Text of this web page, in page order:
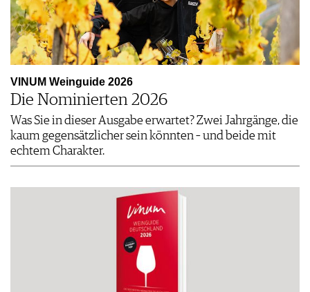
VINUM Weinguide 2026
Die Nominierten 2026
Was Sie in dieser Ausgabe erwartet? Zwei Jahrgänge, die
kaum gegensätzlicher sein könnten – und beide mit
echtem Charakter.